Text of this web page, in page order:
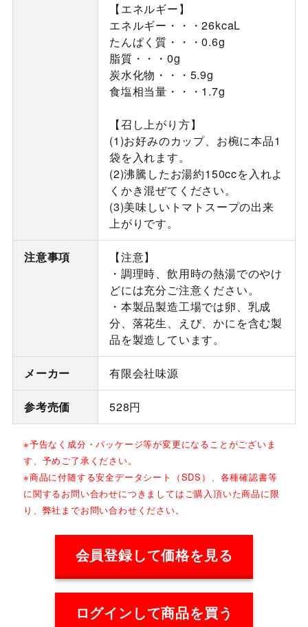
【エネルギー】
エネルギー・・・26kcaL
たんぱく質・・・0.6g
脂質・・・0g
炭水化物・・・5.9g
食塩相当量・・・1.7g
【召し上がり方】
(1)お好みのカップ、お椀に本品1
袋を入れます。
(2)沸騰したお湯約150ccを入れよ
くかき混ぜてください。
(3)美味しいトマトスープの出来
上がりです。
注意事項
【注意】
・調理時、飲用時の熱湯でのやけ
どには充分ご注意ください。
・本製品製造工場では卵、乳成
分、落花生、えび、かにを含む製
品を製造しています。
メーカー 有限会社味源
参考売価 528円
※予告なく成分・パッケージ等が変更になることがございま
す、予めご了承ください。
※商品に付随する安全データシート（SDS）、各種確認書等
に関するお問い合わせにつきましてはご購入頂いた商品に限
り、弊社までお問い合わせください。
会員登録して価格を見る
ログインして商品を買う